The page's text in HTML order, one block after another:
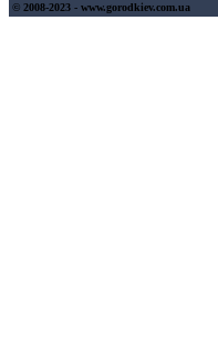
© 2008-2023 - www.gorodkiev.com.ua